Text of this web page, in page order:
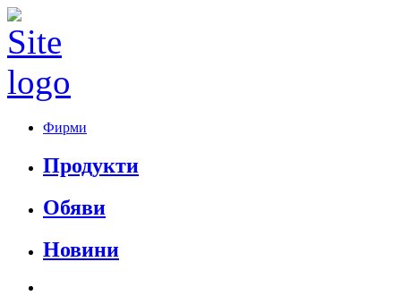
Фирми
Продукти
Обяви
Новини